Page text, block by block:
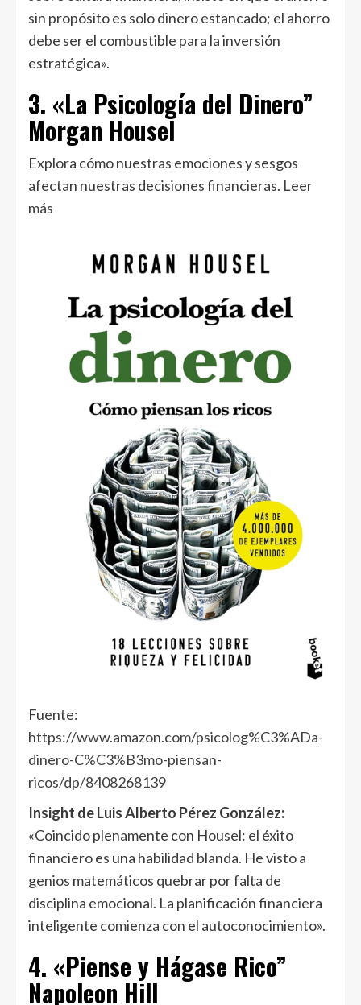
sin propósito es solo dinero estancado; el ahorro
debe ser el combustible para la inversión
estratégica».
3. «La Psicología del Dinero”
Morgan Housel
Explora cómo nuestras emociones y sesgos
afectan nuestras decisiones financieras. Leer
más
Fuente:
https://www.amazon.com/psicolog%C3%ADa-
dinero-C%C3%B3mo-piensan-
ricos/dp/8408268139
Insight de Luis Alberto Pérez González:
«Coincido plenamente con Housel: el éxito
financiero es una habilidad blanda. He visto a
genios matemáticos quebrar por falta de
disciplina emocional. La planificación financiera
inteligente comienza con el autoconocimiento».
4. «Piense y Hágase Rico”
Napoleon Hill